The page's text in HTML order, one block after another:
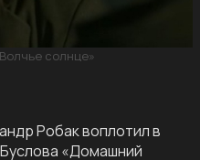
солнце»
Робак воплотил в
«Домашний